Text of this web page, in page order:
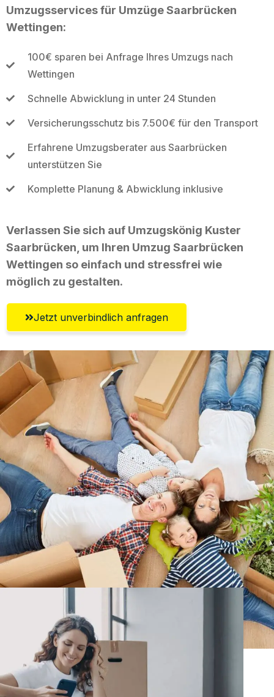
Umzugsservices für Umzüge Saarbrücken
Wettingen:
100€ sparen bei Anfrage Ihres Umzugs nach
Wettingen
Schnelle Abwicklung in unter 24 Stunden
Versicherungsschutz bis 7.500€ für den Transport
Erfahrene Umzugsberater aus Saarbrücken
unterstützen Sie
Komplette Planung & Abwicklung inklusive
Verlassen Sie sich auf Umzugskönig Kuster
Saarbrücken, um Ihren Umzug Saarbrücken
Wettingen so einfach und stressfrei wie
möglich zu gestalten.
Jetzt unverbindlich anfragen